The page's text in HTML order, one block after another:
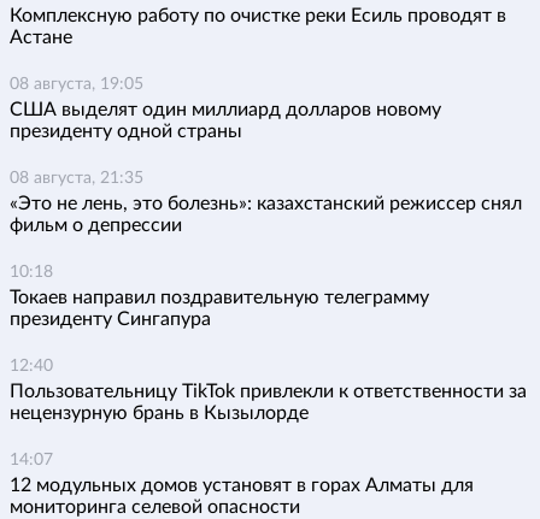
Комплексную работу по очистке реки Есиль проводят в
Астане
08 августа, 19:05
США выделят один миллиард долларов новому
президенту одной страны
08 августа, 21:35
«Это не лень, это болезнь»: казахстанский режиссер снял
фильм о депрессии
10:18
Токаев направил поздравительную телеграмму
президенту Сингапура
12:40
Пользовательницу TikTok привлекли к ответственности за
нецензурную брань в Кызылорде
14:07
12 модульных домов установят в горах Алматы для
мониторинга селевой опасности